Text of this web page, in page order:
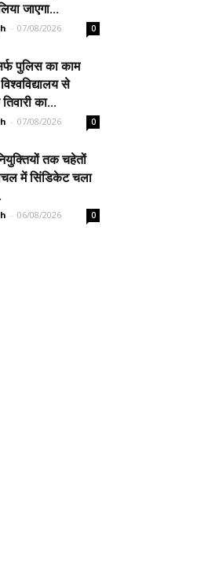
जाएगा...
- 07/08/2026 0
पुलिस का काम
से
का...
- 07/08/2026 0
तक चहेतों
में सिंडिकेट चला
- 06/08/2026 0